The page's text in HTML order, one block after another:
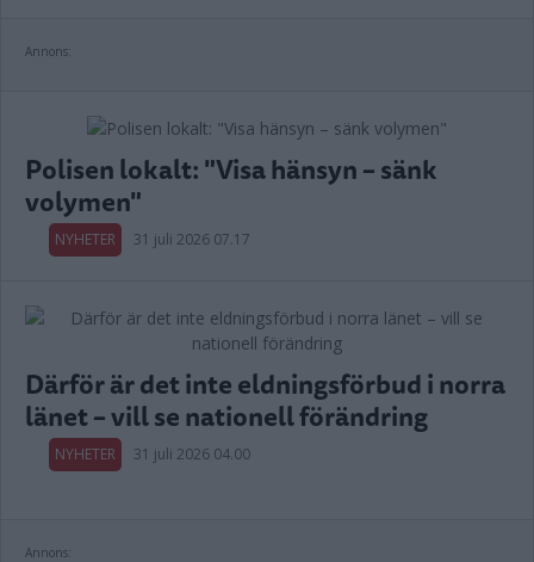
Annons:
Polisen lokalt: "Visa hänsyn – sänk
volymen"
NYHETER 31 juli 2026 07.17
Därför är det inte eldningsförbud i norra
länet – vill se nationell förändring
NYHETER 31 juli 2026 04.00
Annons: